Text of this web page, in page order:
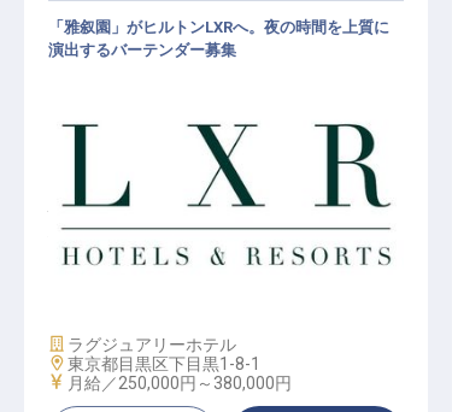
バーテンダー│月給25万円～／2027
年開業予定／ヒルトンLXR東京初進
出
「雅叙園」がヒルトンLXRへ。夜の時間を上質に
演出するバーテンダー募集
施設業態
ラグジュアリーホテル
勤務地
東京都目黒区下目黒1-8-1
給与
月給／250,000円～ 380,000円